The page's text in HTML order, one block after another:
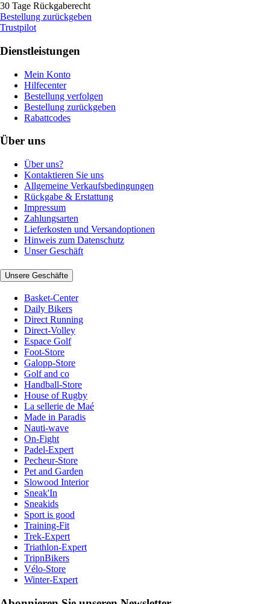
30 Tage Rückgaberecht
Bestellung zurückgeben
Trustpilot
Dienstleistungen
Mein Konto
Hilfecenter
Bestellung verfolgen
Bestellung zurückgeben
Rabattcodes
Über uns
Über uns?
Kontaktieren Sie uns
Allgemeine Verkaufsbedingungen
Rückgabe & Erstattung
Impressum
Zahlungsarten
Lieferkosten und Versandoptionen
Hinweis zum Datenschutz
Unser Geschäft
Unsere Geschäfte
Basket-Center
Daily Bikers
Direct Running
Direct-Volley
Espace Golf
Foot-Store
Galopp-Store
Golf and co
Handball-Store
House of Rugby
La sellerie de Maé
Made in Paradis
Nauti-wave
On-Fight
Padel-Expert
Pecheur-Store
Pet and Garden
Slowood Interior
Sneak'In
Sneakids
Sport is good
Training-Fit
Trek-Expert
Triathlon-Expert
TripnBikers
Vélo-Store
Winter-Expert